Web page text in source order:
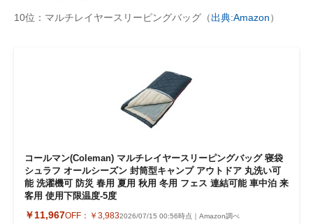
10位：マルチレイヤースリーピングバッグ（出典:Amazon）
コールマン(Coleman) マルチレイヤースリーピングバッグ 寝袋
シュラフ オールシーズン 封筒型キャンプ アウトドア 丸洗い可
能 洗濯機可 防災 春用 夏用 秋用 冬用 フェス 連結可能 車中泊 来
客用 使用下限温度-5度
￥11,967OFF： ￥3,9832026/07/15 00:56時点｜Amazon調べ